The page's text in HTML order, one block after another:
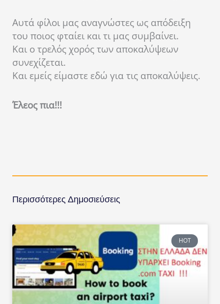
Αυτά φίλοι μας αναγνώστες ως απόδειξη
του ποιος φταίει και τι μας συμβαίνει.
Και ο τρελός χορός των αποκαλύψεων
συνεχίζεται.
Και εμείς είμαστε εδώ για τις αποκαλύψεις.
Έλεος πια!!!
Περισσότερες Δημοσιεύσεις
HOT